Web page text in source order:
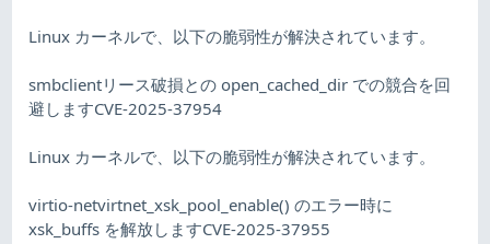
Linux カーネルで、以下の脆弱性が解決されています。
smbclientリース破損との open_cached_dir での競合を回
避しますCVE-2025-37954
Linux カーネルで、以下の脆弱性が解決されています。
virtio-netvirtnet_xsk_pool_enable() のエラー時に
xsk_buffs を解放しますCVE-2025-37955